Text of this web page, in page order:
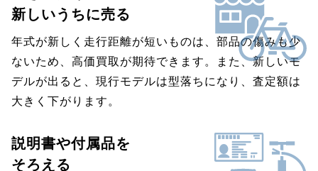
新しいうちに売る
年式が新しく走行距離が短いものは、部品の傷みも少
ないため、高価買取が期待できます。また、新しいモ
デルが出ると、現行モデルは型落ちになり、査定額は
大きく下がります。
説明書や付属品を
そろえる